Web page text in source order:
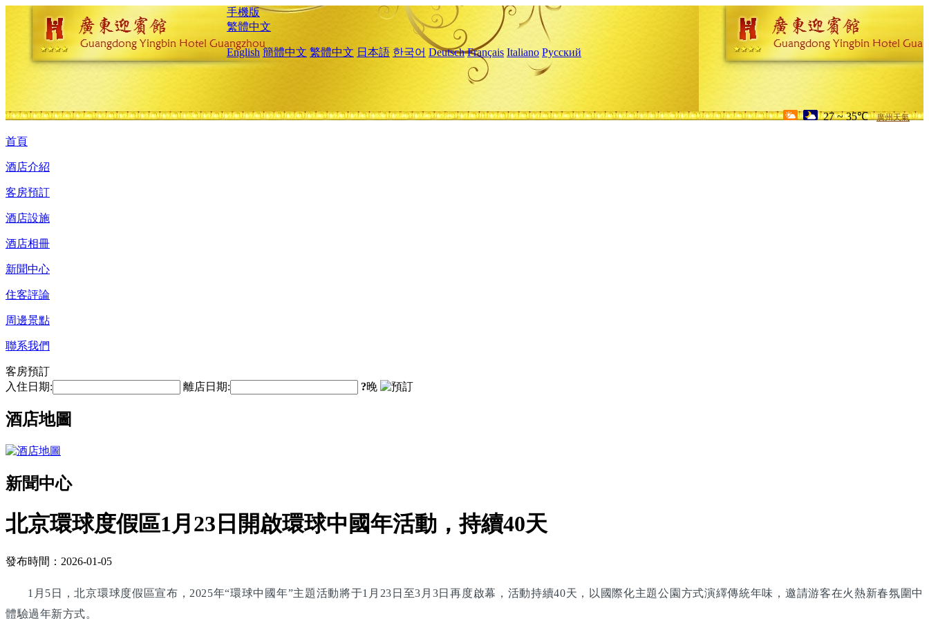
手機版
繁體中文
English 簡體中文 繁體中文 日本語 한국어 Deutsch Français Italiano Русский
27 ~ 35℃ 廣州天氣
首頁
酒店介紹
客房預訂
酒店設施
酒店相冊
新聞中心
住客評論
周邊景點
聯系我們
客房預訂
入住日期:
離店日期: ?晚
酒店地圖
新聞中心
北京環球度假區1月23日開啟環球中國年活動，持續40天
發布時間：2026-01-05
1月5日，北京環球度假區宣布，2025年“環球中國年”主題活動將于1月23日至3月3日再度啟幕，活動持續40天，以國際化主題公園方式演繹傳統年味，邀請游客在火熱新春氛圍中
體驗過年新方式。